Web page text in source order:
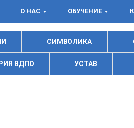
О НАС ОБУЧЕНИЕ
СИМВОЛИКА
ВДПО УСТАВ